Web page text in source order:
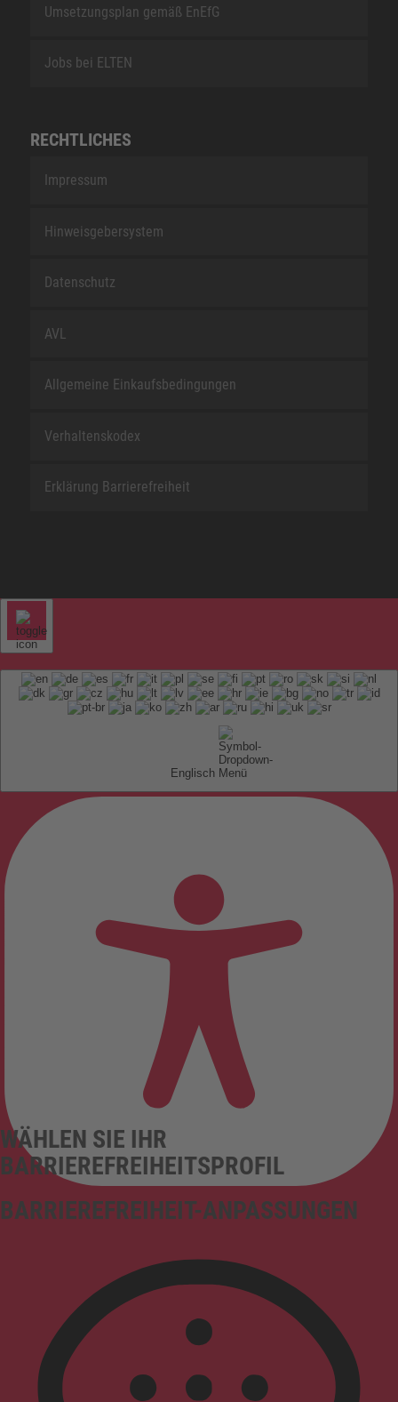
Umsetzungsplan gemäß EnEfG
Jobs bei ELTEN
RECHTLICHES
Impressum
Hinweisgebersystem
Datenschutz
AVL
Allgemeine Einkaufsbedingungen
Verhaltenskodex
Erklärung Barrierefreiheit
Englisch
BARRIEREFREIHEIT-ANPASSUNGEN
WÄHLEN SIE IHR
BARRIEREFREIHEITSPROFIL